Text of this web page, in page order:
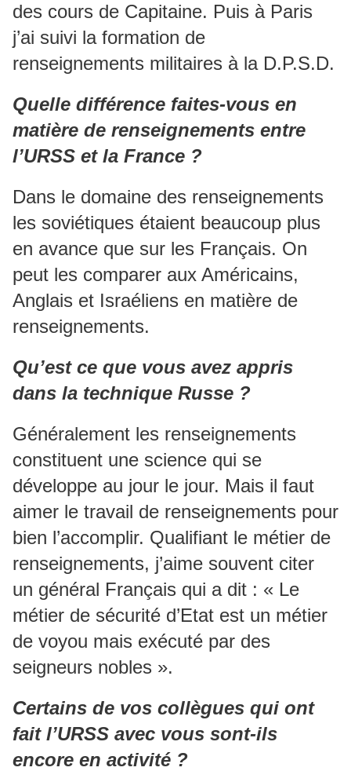
des cours de Capitaine. Puis à Paris
j’ai suivi la formation de
renseignements militaires à la D.P.S.D.
Quelle différence faites-vous en
matière de renseignements entre
l’URSS et la France ?
Dans le domaine des renseignements
les soviétiques étaient beaucoup plus
en avance que sur les Français. On
peut les comparer aux Américains,
Anglais et Israéliens en matière de
renseignements.
Qu’est ce que vous avez appris
dans la technique Russe ?
Généralement les renseignements
constituent une science qui se
développe au jour le jour. Mais il faut
aimer le travail de renseignements pour
bien l’accomplir. Qualifiant le métier de
renseignements, j’aime souvent citer
un général Français qui a dit : « Le
métier de sécurité d’Etat est un métier
de voyou mais exécuté par des
seigneurs nobles ».
Certains de vos collègues qui ont
fait l’URSS avec vous sont-ils
encore en activité ?